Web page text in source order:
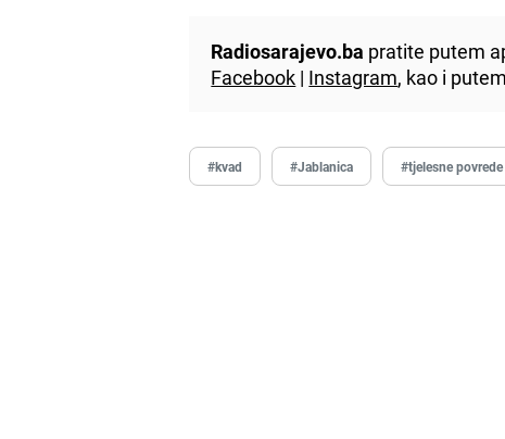
Radiosarajevo.ba pratite putem
Facebook | Instagram, kao i
#kvad #Jablanica #tjelesne povrede